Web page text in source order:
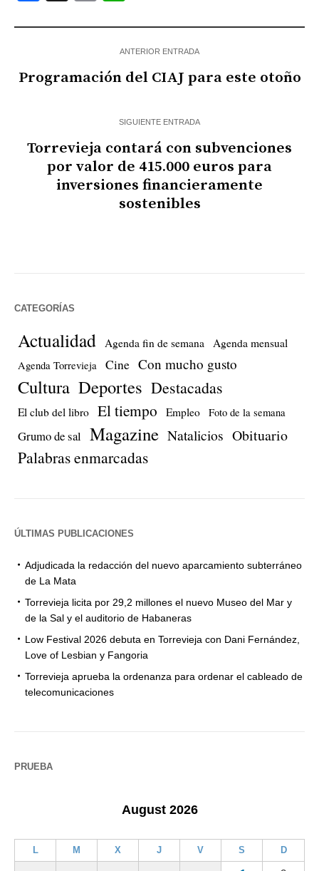
ANTERIOR ENTRADA
Programación del CIAJ para este otoño
SIGUIENTE ENTRADA
Torrevieja contará con subvenciones
por valor de 415.000 euros para
inversiones financieramente
sostenibles
CATEGORÍAS
Actualidad Agenda fin de semana Agenda mensual
Agenda Torrevieja Cine Con mucho gusto
Cultura Deportes Destacadas
El club del libro El tiempo Empleo Foto de la semana
Grumo de sal Magazine Natalicios Obituario
Palabras enmarcadas
ÚLTIMAS PUBLICACIONES
Adjudicada la redacción del nuevo aparcamiento subterráneo
de La Mata
Torrevieja licita por 29,2 millones el nuevo Museo del Mar y
de la Sal y el auditorio de Habaneras
Low Festival 2026 debuta en Torrevieja con Dani Fernández,
Love of Lesbian y Fangoria
Torrevieja aprueba la ordenanza para ordenar el cableado de
telecomunicaciones
PRUEBA
August 2026
L M X J V S D